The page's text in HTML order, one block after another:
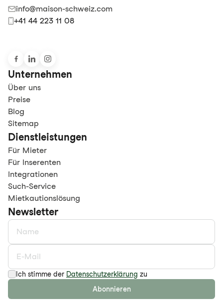
info@maison-schweiz.com
+41 44 223 11 08
Unternehmen
Über uns
Preise
Blog
Sitemap
Dienstleistungen
Für Mieter
Für Inserenten
Integrationen
Such-Service
Mietkautionslösung
Newsletter
Ich stimme der Datenschutzerklärung zu
Abonnieren